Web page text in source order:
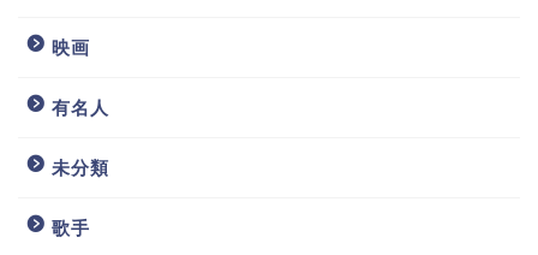
映画
有名人
未分類
歌手